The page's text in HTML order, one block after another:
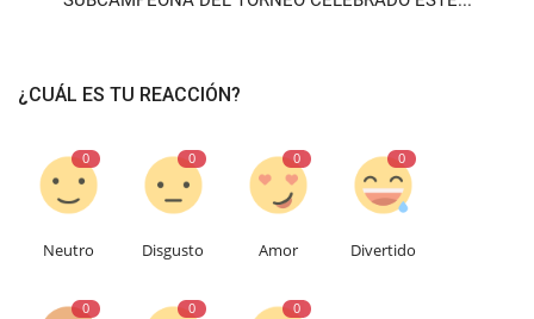
¿CUÁL ES TU REACCIÓN?
0
Neutro
0
Disgusto
0
Amor
0
Divertido
0 0 0